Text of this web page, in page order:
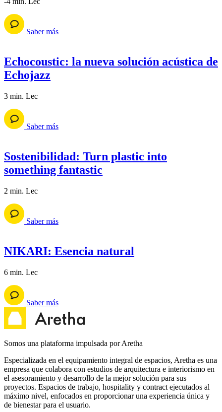
Saber más
Echocoustic: la nueva solución acústica de
Echojazz
3 min. Lec
Saber más
Sostenibilidad: Turn plastic into
something fantastic
2 min. Lec
Saber más
NIKARI: Esencia natural
6 min. Lec
Saber más
Somos una plataforma impulsada por Aretha
Especializada en el equipamiento integral de espacios, Aretha es una
empresa que colabora con estudios de arquitectura e interiorismo en
el asesoramiento y desarrollo de la mejor solución para sus
proyectos. Espacios de trabajo, hospitality y contract ejecutados al
máximo nivel, enfocados en proporcionar una experiencia única y
de bienestar para el usuario.